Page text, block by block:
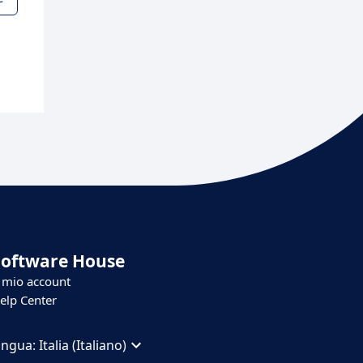
House
account
Center
Italia (Italiano)